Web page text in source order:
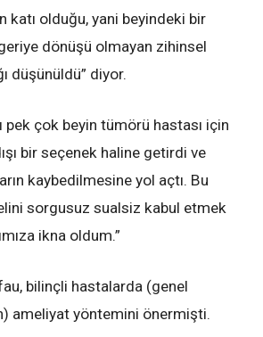
katı olduğu, yani beyindeki bir
dönüşü olmayan zihinsel
düşünüldü” diyor.
pek çok beyin tümörü hastası için
bir seçenek haline getirdi ve
kaybedilmesine yol açtı. Bu
sorgusuz sualsiz kabul etmek
ikna oldum.”
bilinçli hastalarda (genel
ameliyat yöntemini önermişti.